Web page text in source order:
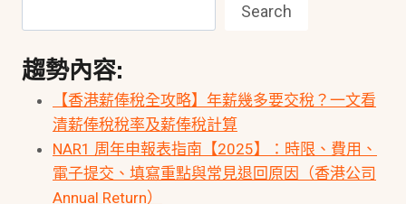
Search
趨勢內容:
【香港薪俸稅全攻略】年薪幾多要交稅？一文看
清薪俸稅稅率及薪俸稅計算
NAR1 周年申報表指南【2025】：時限、費用、
電子提交、填寫重點與常見退回原因（香港公司
Annual Return）